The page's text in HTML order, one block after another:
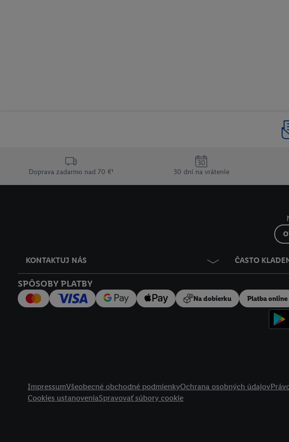
Doprava zadarmo nad 70 €¹ 30 dní na vrátenie
KONTAKTUJ NÁS ČASTO
SPÔSOBY PLATBY
Na dobierku Platba online
ImpressumVšeobecné obchodné podmienkyOchrana osobných údajov
Cookies ustanoveniaSpravovať súbory cookie